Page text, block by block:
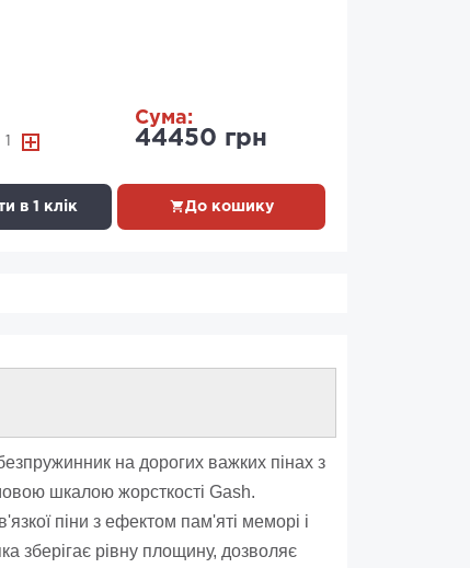
Сума:
44450 грн
в 1 клік До кошику
на дорогих важких пінах з
шкалою жорсткості Gash.
піни з ефектом пам'яті меморі і
зберігає рівну площину, дозволяє